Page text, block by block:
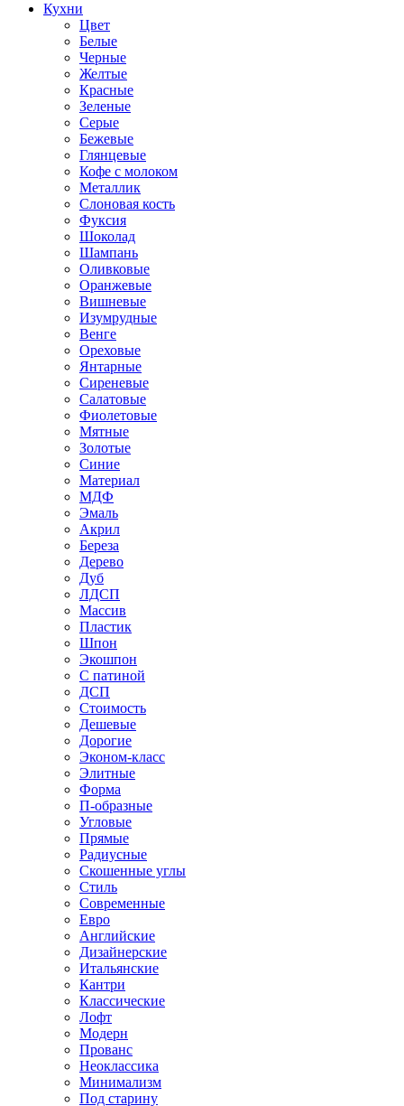
Кухни
Цвет
Белые
Черные
Желтые
Красные
Зеленые
Серые
Бежевые
Глянцевые
Кофе с молоком
Металлик
Слоновая кость
Фуксия
Шоколад
Шампань
Оливковые
Оранжевые
Вишневые
Изумрудные
Венге
Ореховые
Янтарные
Сиреневые
Салатовые
Фиолетовые
Мятные
Золотые
Синие
Материал
МДФ
Эмаль
Акрил
Береза
Дерево
Дуб
ЛДСП
Массив
Пластик
Шпон
Экошпон
С патиной
ДСП
Стоимость
Дешевые
Дорогие
Эконом-класс
Элитные
Форма
П-образные
Угловые
Прямые
Радиусные
Скошенные углы
Стиль
Современные
Евро
Английские
Дизайнерские
Итальянские
Кантри
Классические
Лофт
Модерн
Прованс
Неоклассика
Минимализм
Под старину